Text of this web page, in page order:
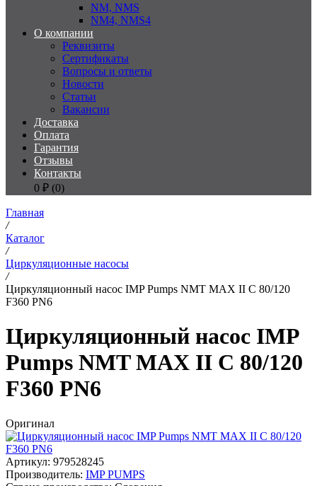
NM, NMS
NM4, NMS4
О компании
Реквизиты
Сертификаты
Вопросы и ответы
Новости
Статьи
Вакансии
Доставка
Оплата
Гарантия
Отзывы
Контакты
0 ₽ (0)
Главная
/
Каталог
/
Циркуляционные насосы
/
Циркуляционный насос IMP Pumps NMT MAX II C 80/120
F360 PN6
Циркуляционный насос IMP
Pumps NMT MAX II C 80/120
F360 PN6
Оригинал
Артикул: 979528245
Производитель: IMP PUMPS